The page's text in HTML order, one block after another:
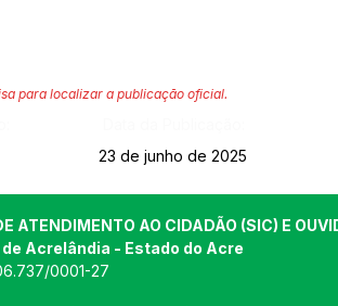
para localizar a publicação oficial.
23 de junho de 2025
ATENDIMENTO AO CIDADÃO (SIC) E
Acrelândia - Estado do Acre
0001-27